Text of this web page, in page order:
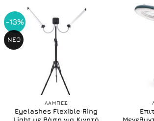
-13%
ΝΕΟ
ΛΑΜΠΕΣ
Eyelashes Flexible Ring
Light με Βάση για Κινητό